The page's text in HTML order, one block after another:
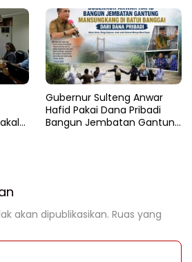
Gubernur Sulteng Anwar
Hafid Pakai Dana Pribadi
Bangun Jembatan Gantung
akan dipublikasikan. Ruas yang